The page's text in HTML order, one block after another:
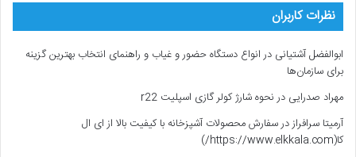
نظرات کاربران
ابوالفضل آشتیانی درانواع دستگاه حضور و غیاب و راهنمای انتخاب بهترین گزینه
برای سازمان‌ها
مهراد صدرایی درنحوه شارژ کولر گازی اسپلیت r22
آرمیتا سرافرازدرسفارش محصولات آشپزخانه با کیفیت بالا از ای ال
کا(https://www.elkkala.com/)